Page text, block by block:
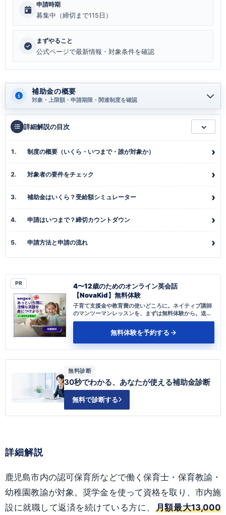
申請時期
募集中（締切まで115日）
まずやること
公式ページで最新情報・対象条件を確認
補助金の概要
対象・上限額・申請期限・関連制度を確認
詳細解説の目次
制度の概要（いくら・いつまで・誰が対象か）
対象者の要件をチェック
補助金はいくら？受給額シミュレーター
申請はいつまで？締切カウントダウン
申請方法と申請の流れ
PR
4〜12歳のためのオンライン英会話
【NovaKid】無料体験
子育て支援金や教育費の使いどころに。ネイティブ講師
のマンツーマンレッスンを、まずは無料体験から。送り
迎え不要、自宅で完結します。
無料体験を予約する
無料診断
30秒でわかる、あなたが使える補助金診断
無料で診断する
詳細解説
鹿児島市内の認可保育所などで働く保育士・保育教諭・
幼稚園教諭が対象。奨学金を使って資格を取り、市内施
設に就職して返済を続けている方に、 月額最大13,000